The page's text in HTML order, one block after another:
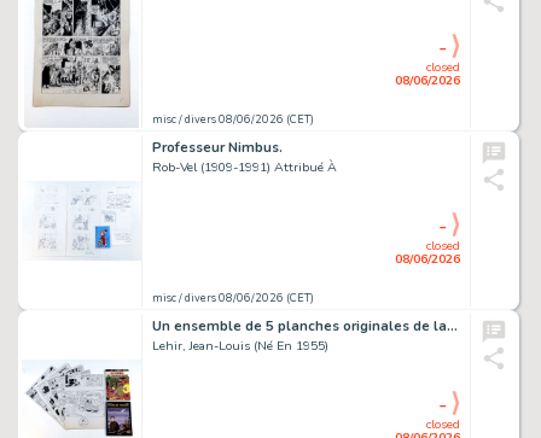
misc / divers 08/06/2026 (CET)
closed
08/06/2026
-
Professeur Nimbus.
Rob-Vel (1909-1991) Attribué À
misc / divers 08/06/2026 (CET)
closed
08/06/2026
-
Un ensemble de 5 planches originales de la série Cholms et Stetson -…
Lehir, Jean-Louis (Né En 1955)
closed
-